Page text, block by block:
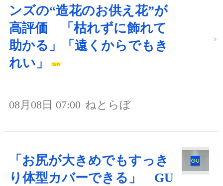
ンズの“造花のお供え花”が
高評価 「枯れずに飾れて
助かる」「遠くからでもき
れい」
08月08日 07:00 ねとらぼ
「お尻が大きめでもすっき
り体型カバーできる」 GU